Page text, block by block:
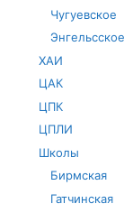
Чугуевское
Энгельсское
ХАИ
ЦАК
ЦПК
ЦПЛИ
Школы
Бирмская
Гатчинская